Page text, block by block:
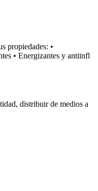
propiedades: •
• Energizantes y antiinfl
distribuir de medios a